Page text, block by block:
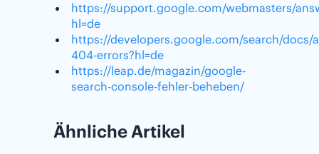
https://support.google.com/webmasters/
hl=de
https://developers.google.com/search/docs/
404-errors?hl=de
https://leap.de/magazin/google-
search-console-fehler-beheben/
Ähnliche Artikel